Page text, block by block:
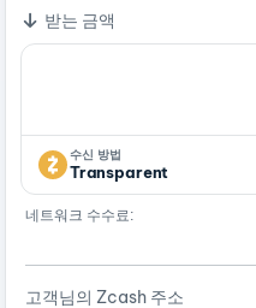
받는 금액
수신 방법
Transparent
네트워크 수수료:
고객님의 Zcash 주소